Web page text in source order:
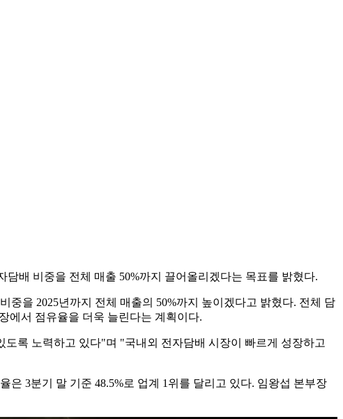
배 비중을 전체 매출 50%까지 끌어올리겠다는 목표를 밝혔다.
을 2025년까지 전체 매출의 50%까지 높이겠다고 밝혔다. 전체 담
에서 점유율을 더욱 늘린다는 계획이다.
록 노력하고 있다"며 "국내외 전자담배 시장이 빠르게 성장하고
3분기 말 기준 48.5%로 업계 1위를 달리고 있다. 임왕섭 본부장